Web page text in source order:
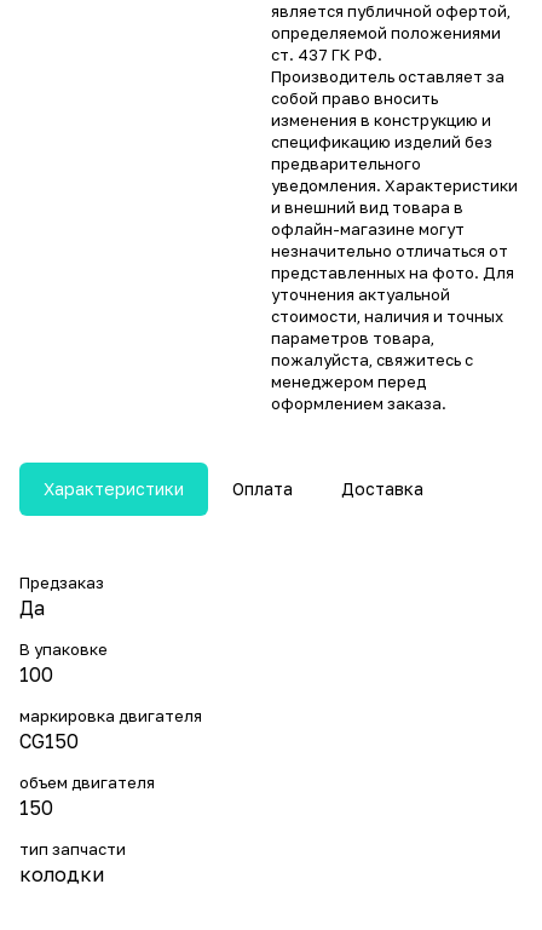
является публичной офертой,
определяемой положениями
ст. 437 ГК РФ.
Производитель оставляет за
собой право вносить
изменения в конструкцию и
спецификацию изделий без
предварительного
уведомления. Характеристики
и внешний вид товара в
офлайн-магазине могут
незначительно отличаться от
представленных на фото. Для
уточнения актуальной
стоимости, наличия и точных
параметров товара,
пожалуйста, свяжитесь с
менеджером перед
оформлением заказа.
Характеристики Оплата Доставка
Предзаказ
Да
В упаковке
100
маркировка двигателя
CG150
объем двигателя
150
тип запчасти
колодки